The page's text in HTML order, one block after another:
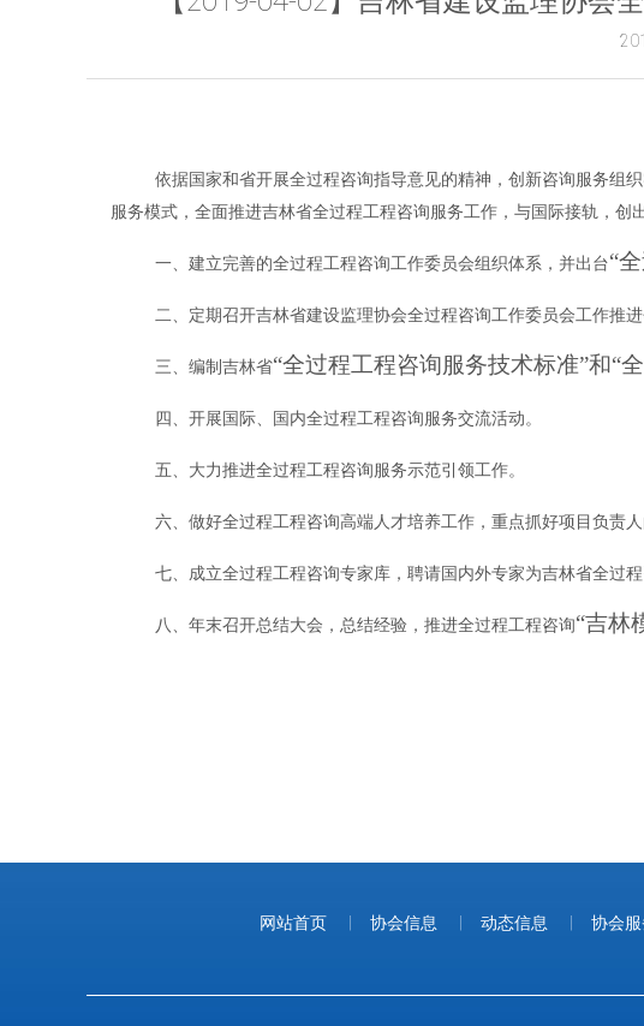
依据国家和省开展全过程咨询指导意见的精神，创新咨询服务组
服务模式，全面推进吉林省全过程工程咨询服务工作，与国际接轨，创
一、建立完善的全过程工程咨询工作委员会组织体系，并出台“
二、定期召开吉林省建设监理协会全过程咨询工作委员会工作推
三、编制吉林省“全过程工程咨询服务技术标准”和“
四、开展国际、国内全过程工程咨询服务交流活动。
五、大力推进全过程工程咨询服务示范引领工作。
六、做好全过程工程咨询高端人才培养工作，重点抓好项目负责人
七、成立全过程工程咨询专家库，聘请国内外专家为吉林省全过
八、年末召开总结大会，总结经验，推进全过程工程咨询“吉林
网站首页 协会信息 动态信息 协会服